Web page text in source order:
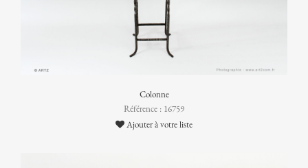
Colonne
Référence : 16759
Ajouter à votre liste